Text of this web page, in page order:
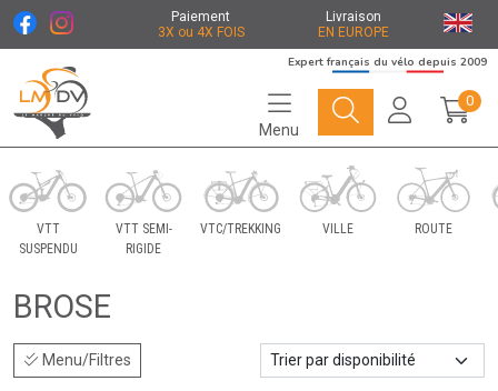
Paiement
3X ou 4X FOIS
Livraison
EN EUROPE
Le Marché du Vélo Votre distributeurs de vélo
Expert français du vélo depuis 2009
Menu
0
VTT
SUSPENDU
VTT SEMI-
RIGIDE
VTC/TREKKING VILLE ROUTE
BROSE
Menu/Filtres